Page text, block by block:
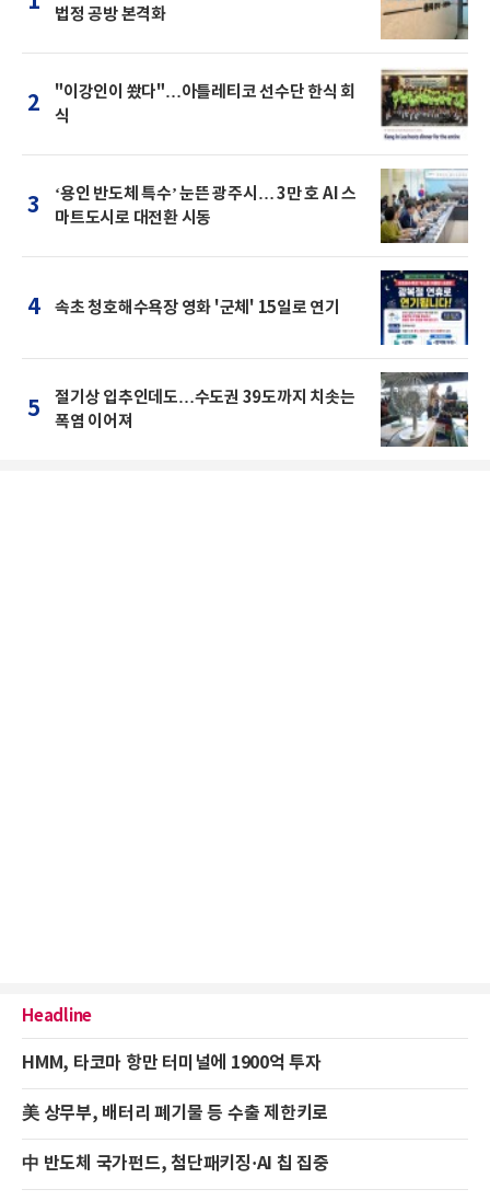
법정 공방 본격화
2
"이강인이 쐈다"…아틀레티코 선수단 한식 회
식
3
‘용인 반도체 특수’ 눈뜬 광주시… 3만 호 AI 스
마트도시로 대전환 시동
4 속초 청호해수욕장 영화 '군체' 15일로 연기
5
절기상 입추인데도…수도권 39도까지 치솟는
폭염 이어져
Headline
HMM, 타코마 항만 터미널에 1900억 투자
美 상무부, 배터리 폐기물 등 수출 제한키로
中 반도체 국가펀드, 첨단패키징·AI 칩 집중